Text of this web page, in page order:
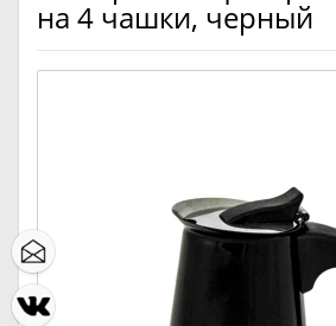
на 4 чашки, черный